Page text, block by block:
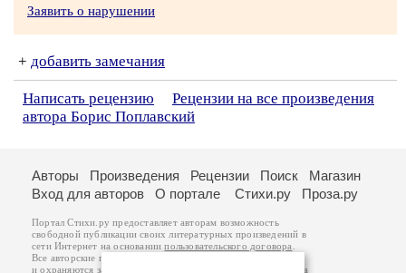
Заявить о нарушении
+ добавить замечания
Написать рецензию
Рецензии на все произведения
автора Борис Поплавский
Авторы Произведения Рецензии Поиск
Магазин
Вход для авторов
О портале Стихи.ру Проза.ру
Портал Стихи.ру предоставляет авторам возможность
свободной публикации своих литературных произведений в
сети Интернет на основаниипользовательского договора
Все авторские права на произведения принадлежат авторам
и охраняются законом . Перепечатка произведений возможна